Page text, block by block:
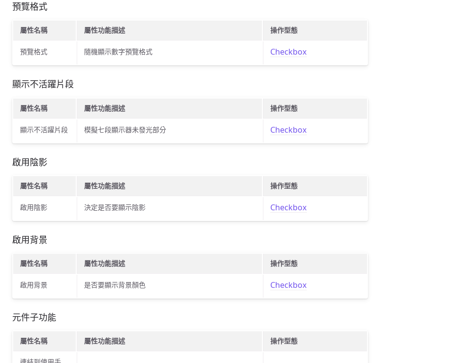
預覽格式
屬性名稱 屬性功能描述 操作型態
預覽格式 隨機顯示數字預覽格式 Checkbox
顯示不活躍片段
屬性名稱 屬性功能描述 操作型態
顯示不活躍片段 模擬七段顯示器未發光部分 Checkbox
啟用陰影
屬性名稱 屬性功能描述 操作型態
啟用陰影 決定是否要顯示陰影 Checkbox
啟用背景
屬性名稱 屬性功能描述 操作型態
啟用背景 是否要顯示背景顏色 Checkbox
元件子功能
屬性名稱 屬性功能描述 操作型態